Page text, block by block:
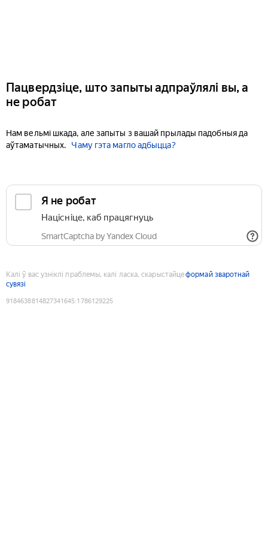
Пацвердзіце, што запыты адпраўлялі вы, а
не робат
Нам вельмі шкада, але запыты з вашай прылады падобныя да
аўтаматычных.
Чаму гэта магло адбыцца?
Я не робат
Націсніце, каб працягнуць
SmartCaptcha by Yandex Cloud
Калі ў вас узніклі праблемы, калі ласка, скарыстайцеформай зваротнай
сувязі
9184638814827341645:1786129225